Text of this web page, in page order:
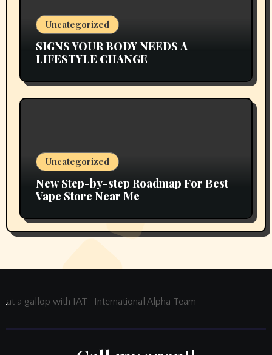
Uncategorized
SIGNS YOUR BODY NEEDS A
LIFESTYLE CHANGE
Uncategorized
New Step-by-step Roadmap For Best
Vape Store Near Me
at a gallop with IAT- International Alpha Team